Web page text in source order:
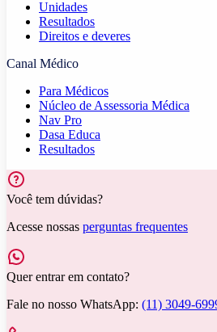
Unidades
Resultados
Direitos e deveres
Canal Médico
Para Médicos
Núcleo de Assessoria Médica
Nav Pro
Dasa Educa
Resultados
Você tem dúvidas?
Acesse nossas perguntas frequentes
Quer entrar em contato?
Fale no nosso WhatsApp: (11) 3049-